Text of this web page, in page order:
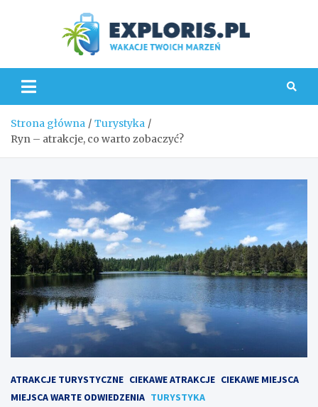
Strona główna
Turystyka
Ryn – atrakcje, co warto zobaczyć?
ATRAKCJE TURYSTYCZNE CIEKAWE ATRAKCJE CIEKAWE MIEJSCA
MIEJSCA WARTE ODWIEDZENIA TURYSTYKA